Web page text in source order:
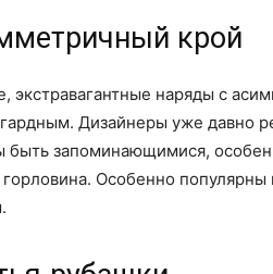
крой
экстравагантные наряды с
Дизайнеры уже давно
быть запоминающимися,
горловина. Особенно